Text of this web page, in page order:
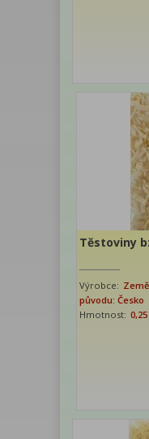
Těstoviny
Výrobce: Země
původu: Česko
Hmotnost: